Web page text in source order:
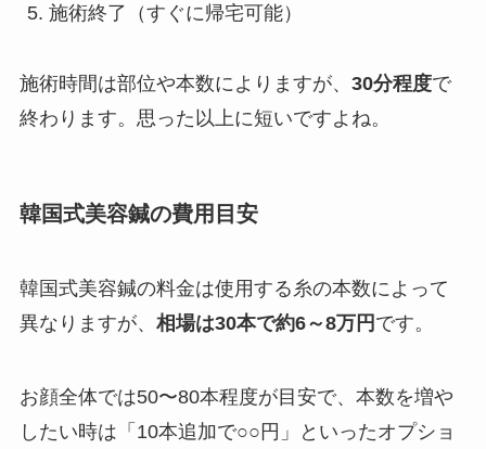
施術終了（すぐに帰宅可能）
施術時間は部位や本数によりますが、 30分程度で
終わります。思った以上に短いですよね。
韓国式美容鍼の費用目安
韓国式美容鍼の料金は使用する糸の本数によって
異なりますが、 相場は30本で約6～8万円 です。
お顔全体では50〜80本程度が目安で、本数を増や
したい時は「10本追加で○○円」といったオプショ